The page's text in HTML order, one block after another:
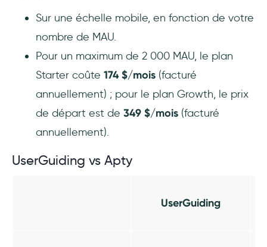
Sur une échelle mobile, en fonction de votre
nombre de MAU.
Pour un maximum de 2 000 MAU, le plan
Starter coûte 174 $/mois (facturé
annuellement) ; pour le plan Growth, le prix
de départ est de 349 $/mois (facturé
annuellement).
UserGuiding vs Apty
UserGuiding